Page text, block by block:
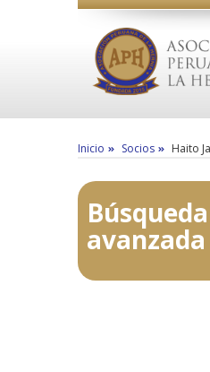
Inicio Socios Haito
Búsqueda
avanzada